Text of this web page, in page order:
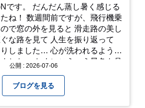
し暑く感じる
、飛行機乗
外を見ると 滑走路の美し
て 人生を振り返って
心が洗われるような
こういう景色も見
様方くれぐれもご自愛ください
公開 : 2026-07-06
ブログを見る